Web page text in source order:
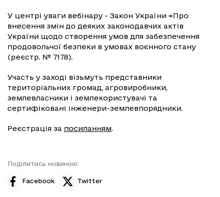
У центрі уваги вебінару - Закон України «Про
внесення змін до деяких законодавчих актів
України щодо створення умов для забезпечення
продовольчої безпеки в умовах воєнного стану
(реєстр. № 7178).
Участь у заході візьмуть представники
територіальних громад, агровиробники,
землевласники і землекористувачі та
сертифіковані інженери-землевпорядники.
Реєстрація за посиланням.
Поділитись новиною:
Facebook Twitter